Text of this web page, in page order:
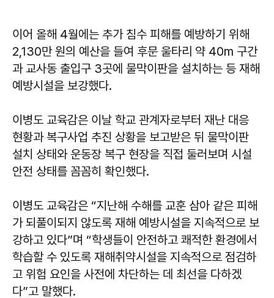
이어 올해 4월에는 추가 침수 피해를 예방하기 위해
2,130만 원의 예산을 들여 후문 울타리 약 40m 구간
과 교사동 출입구 3곳에 물막이판을 설치하는 등 재해
예방시설을 보강했다.
이병도 교육감은 이날 학교 관계자로부터 재난 대응
현황과 복구사업 추진 상황을 보고받은 뒤 물막이판
설치 상태와 운동장 복구 현장을 직접 둘러보며 시설
안전 상태를 꼼꼼히 확인했다.
이병도 교육감은 “지난해 수해를 교훈 삼아 같은 피해
가 되풀이되지 않도록 재해 예방시설을 지속적으로 보
강하고 있다”며 “학생들이 안전하고 쾌적한 환경에서
학습할 수 있도록 재해취약시설을 지속적으로 점검하
고 위험 요인을 사전에 차단하는 데 최선을 다하겠
다”고 말했다.